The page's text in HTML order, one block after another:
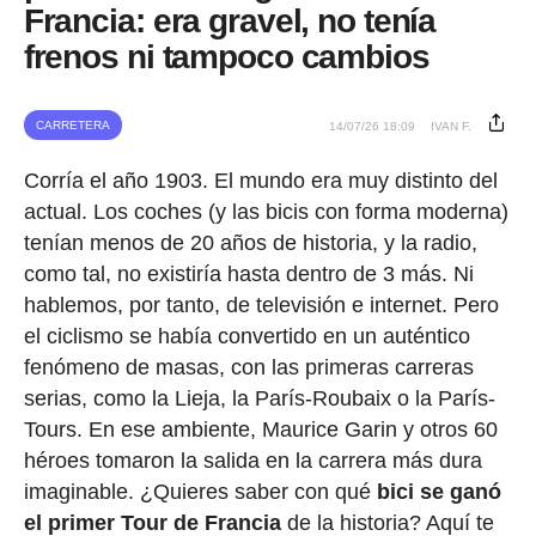
Francia: era gravel, no tenía
frenos ni tampoco cambios
CARRETERA 14/07/26 18:09 IVAN F.
Corría el año 1903. El mundo era muy distinto del
actual. Los coches (y las bicis con forma moderna)
tenían menos de 20 años de historia, y la radio,
como tal, no existiría hasta dentro de 3 más. Ni
hablemos, por tanto, de televisión e internet. Pero
el ciclismo se había convertido en un auténtico
fenómeno de masas, con las primeras carreras
serias, como la Lieja, la París-Roubaix o la París-
Tours. En ese ambiente, Maurice Garin y otros 60
héroes tomaron la salida en la carrera más dura
imaginable. ¿Quieres saber con qué bici se ganó
el primer Tour de Franciade la historia? Aquí te